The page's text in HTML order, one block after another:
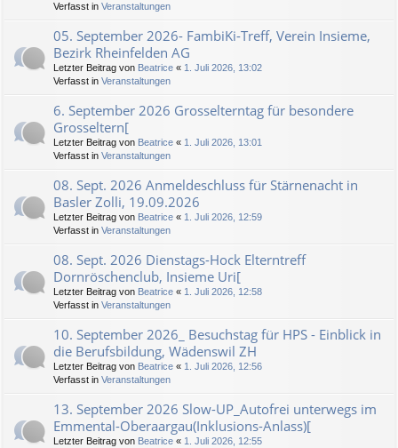
Verfasst in Veranstaltungen
05. September 2026- FambiKi-Treff, Verein Insieme,
Bezirk Rheinfelden AG
Letzter Beitrag von Beatrice « 1. Juli 2026, 13:02
Verfasst in Veranstaltungen
6. September 2026 Grosselterntag für besondere
Grosseltern[
Letzter Beitrag von Beatrice « 1. Juli 2026, 13:01
Verfasst in Veranstaltungen
08. Sept. 2026 Anmeldeschluss für Stärnenacht in
Basler Zolli, 19.09.2026
Letzter Beitrag von Beatrice « 1. Juli 2026, 12:59
Verfasst in Veranstaltungen
08. Sept. 2026 Dienstags-Hock Elterntreff
Dornröschenclub, Insieme Uri[
Letzter Beitrag von Beatrice « 1. Juli 2026, 12:58
Verfasst in Veranstaltungen
10. September 2026_ Besuchstag für HPS - Einblick in
die Berufsbildung, Wädenswil ZH
Letzter Beitrag von Beatrice « 1. Juli 2026, 12:56
Verfasst in Veranstaltungen
13. September 2026 Slow-UP_Autofrei unterwegs im
Emmental-Oberaargau(Inklusions-Anlass)[
Letzter Beitrag von Beatrice « 1. Juli 2026, 12:55